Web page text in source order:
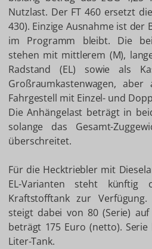
Nutzlast. Der FT 460 ersetzt
430). Einzige Ausnahme ist der
im Programm bleibt. Die
stehen mit mittlerem (M),
Radstand (EL) sowie als
Großraumkastenwagen,
Fahrgestell mit Einzel- und
Die Anhängelast beträgt in
solange das Gesamt-
überschreitet.
Für die Hecktriebler mit
EL-Varianten steht künftig
Kraftstofftank zur Verfügung.
steigt dabei von 80 (Serie)
beträgt 175 Euro (netto).
Liter-Tank.